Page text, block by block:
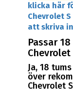
klicka här
Chevrolet S
att skriva
Passar
Chevrolet
Ja, 18
över
Chevrolet